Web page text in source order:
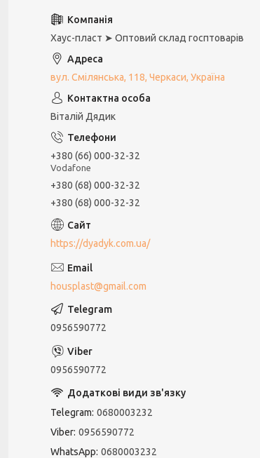
Хаус-пласт ➤ Оптовий склад госптоварів
вул. Смілянська, 118, Черкаси, Україна
Віталій Дядик
+380 (66) 000-32-32
Vodafone
+380 (68) 000-32-32
+380 (68) 000-32-32
https://dyadyk.com.ua/
housplast@gmail.com
0956590772
0956590772
Telegram 0680003232
Viber 0956590772
WhatsApp 0680003232